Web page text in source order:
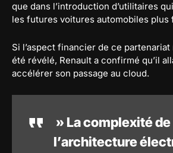
que dans l’introduction d’utilitaires
les futures voitures automobiles plus
Si l’aspect financier de ce partenariat
été révélé, Renault a confirmé qu’il
accélérer son passage au cloud.
» La complexité de
l’architecture